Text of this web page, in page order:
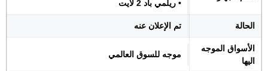
• ريلمي باد 2 لايت
الحالة تم الإعلان عنه
الأسواق الموجه
اليها
موجه للسوق العالمي